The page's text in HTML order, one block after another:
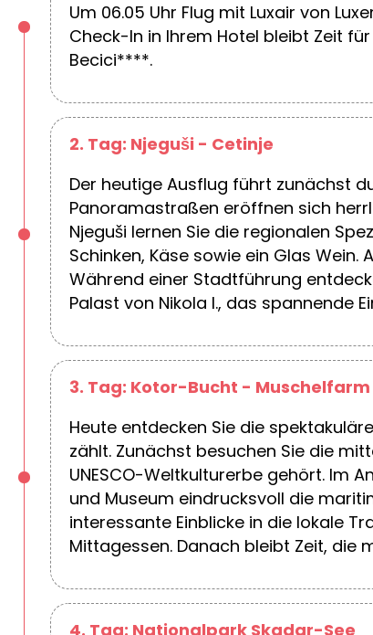
Um 06.05 Uhr Flug mit Luxair von
Check-In in Ihrem Hotel bleibt Zeit
Becici****.
2. Tag: Njeguši - Cetinje
Der heutige Ausflug führt zunächst
Panoramastraßen eröffnen sich
Njeguši lernen Sie die regionalen
Schinken, Käse sowie ein Glas
Während einer Stadtführung
Palast von Nikola I., das spannende
3. Tag: Kotor-Bucht - Muschelfarm
Heute entdecken Sie die
zählt. Zunächst besuchen Sie die
UNESCO-Weltkulturerbe gehört. Im
und Museum eindrucksvoll die
interessante Einblicke in die lokale
Mittagessen. Danach bleibt Zeit, die
4. Tag: Nationalpark Skadar-See